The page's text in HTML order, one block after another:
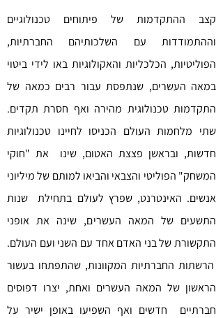
קצב ההתקדמות של פיתוחים טכנולוגיים
וההתמודדות עם השלכותיהם החברתיות,
הפוליטיות, הכלכליות והאקולוגיות באו לידי ביטוי
במאה העשרים, שנתפסת עבור רבים כמאה של
התקדמות טכנולוגית מהירה ואף חסרת תקדים.
שתי מלחמות העולם הכניסו לחיינו טכנולוגיות
חדשות, ובראשן פצצת האטום, שינו את "חוקי
המשחק" הפוליטי והצבאי והביאו למותם של מיליוני
אנשים. האינטרנט, שפרץ לעולם בתחילת שנות
התשעים של המאה העשרים, שינה את אופני
התקשורת של בני האדם אחד עם השני ועם העולם.
הרשתות החברתיות המקוונות, שהתפתחו בעשור
הראשון של המאה העשרים ואחת, יצרו דפוסים
חברתיים חדשים ואף השפיעו באופן ישיר על